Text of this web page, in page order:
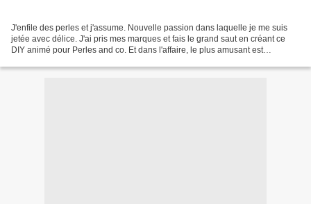
J'enfile des perles et j'assume. Nouvelle passion dans laquelle je me suis
jetée avec délice. J'ai pris mes marques et fais le grand saut en créant ce
DIY animé pour Perles and co. Et dans l'affaire, le plus amusant est